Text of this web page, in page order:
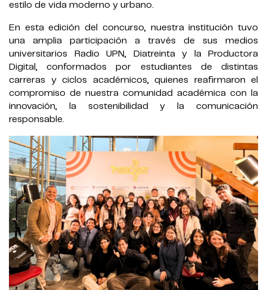
estilo de vida moderno y urbano.
En esta edición del concurso, nuestra institución tuvo
una amplia participación a través de sus medios
universitarios Radio UPN, Diatreinta y la Productora
Digital, conformados por estudiantes de distintas
carreras y ciclos académicos, quienes reafirmaron el
compromiso de nuestra comunidad académica con la
innovación, la sostenibilidad y la comunicación
responsable.